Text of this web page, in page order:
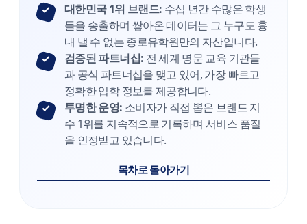
대한민국 1위 브랜드: 수십 년간 수많은 학생
들을 송출하며 쌓아온 데이터는 그 누구도 흉
내 낼 수 없는 종로유학원만의 자산입니다.
검증된 파트너십: 전 세계 명문 교육 기관들
과 공식 파트너십을 맺고 있어, 가장 빠르고
정확한 입학 정보를 제공합니다.
투명한 운영: 소비자가 직접 뽑은 브랜드 지
수 1위를 지속적으로 기록하며 서비스 품질
을 인정받고 있습니다.
목차로 돌아가기